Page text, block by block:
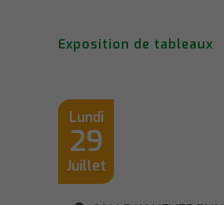
Exposition de tableaux
Lundi
29
Juillet